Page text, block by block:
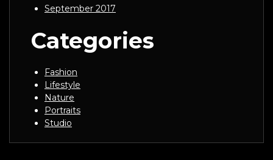
September 2017
Categories
Fashion
Lifestyle
Nature
Portraits
Studio